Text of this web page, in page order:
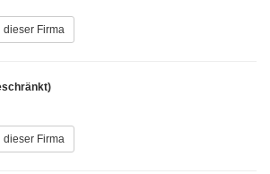
dieser Firma
dieser Firma